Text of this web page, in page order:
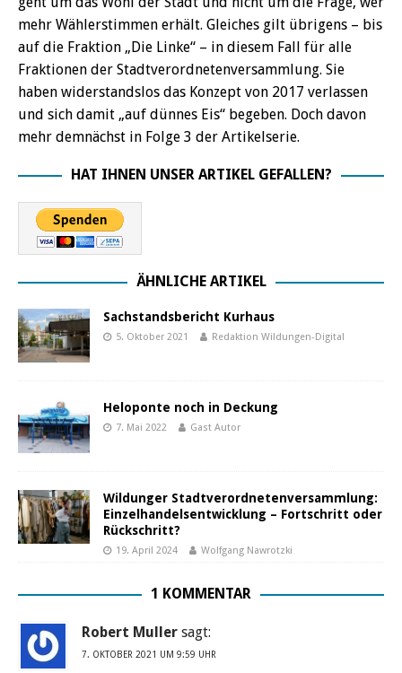
mehr Wählerstimmen erhält. Gleiches gilt übrigens – bis
auf die Fraktion „Die Linke“ – in diesem Fall für alle
Fraktionen der Stadtverordnetenversammlung. Sie
haben widerstandslos das Konzept von 2017 verlassen
und sich damit „auf dünnes Eis“ begeben. Doch davon
mehr demnächst in Folge 3 der Artikelserie.
HAT IHNEN UNSER ARTIKEL GEFALLEN?
ÄHNLICHE ARTIKEL
Sachstandsbericht Kurhaus
5. Oktober 2021 Redaktion Wildungen-Digital
Heloponte noch in Deckung
7. Mai 2022 Gast Autor
Wildunger Stadtverordnetenversammlung:
Einzelhandelsentwicklung – Fortschritt oder
Rückschritt?
19. April 2024 Wolfgang Nawrotzki
1 KOMMENTAR
Robert Muller sagt:
7. OKTOBER 2021 UM 9:59 UHR